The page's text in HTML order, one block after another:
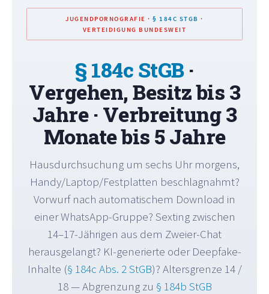
JUGENDPORNOGRAFIE ·§ 184C STGB ·
VERTEIDIGUNG BUNDESWEIT
§ 184c StGB·
Vergehen, Besitz bis 3
Jahre · Verbreitung 3
Monate bis 5 Jahre
Hausdurchsuchung um sechs Uhr morgens,
Handy/Laptop/Festplatten beschlagnahmt?
Vorwurf nach automatischem Download in
einer WhatsApp-Gruppe? Sexting zwischen
14–17-Jährigen aus dem Zweier-Chat
herausgelangt? KI-generierte oder Deepfake-
Inhalte (§ 184c Abs. 2 StGB)? Altersgrenze 14 /
18 — Abgrenzung zu § 184b StGB